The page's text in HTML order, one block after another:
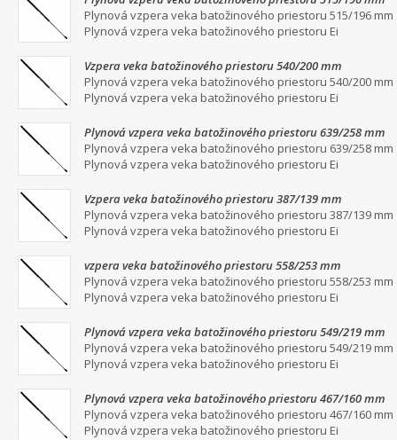
Plynová vzpera veka batožinového priestoru 515/196 mm
Plynová vzpera veka batožinového priestoru Ei
Vzpera veka batožinového priestoru 540/200 mm
Plynová vzpera veka batožinového priestoru 540/200 mm
Plynová vzpera veka batožinového priestoru Ei
Plynová vzpera veka batožinového priestoru 639/258 mm
Plynová vzpera veka batožinového priestoru 639/258 mm
Plynová vzpera veka batožinového priestoru Ei
Vzpera veka batožinového priestoru 387/139 mm
Plynová vzpera veka batožinového priestoru 387/139 mm
Plynová vzpera veka batožinového priestoru Ei
vzpera veka batožinového priestoru 558/253 mm
Plynová vzpera veka batožinového priestoru 558/253 mm
Plynová vzpera veka batožinového priestoru Ei
Plynová vzpera veka batožinového priestoru 549/219 mm
Plynová vzpera veka batožinového priestoru 549/219 mm
Plynová vzpera veka batožinového priestoru Ei
Plynová vzpera veka batožinového priestoru 467/160 mm
Plynová vzpera veka batožinového priestoru 467/160 mm
Plynová vzpera veka batožinového priestoru Ei